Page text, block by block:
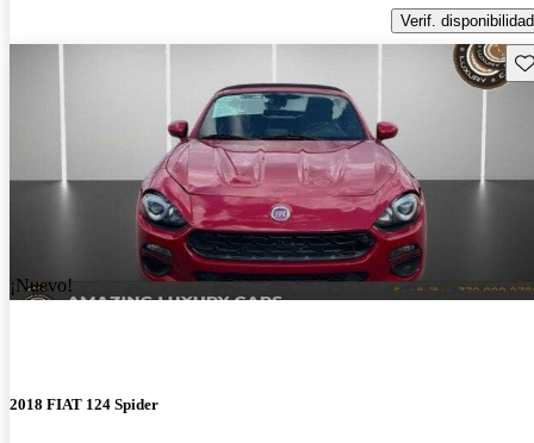
Verif. disponibilidad
¡Nuevo!
2018 FIAT 124 Spider